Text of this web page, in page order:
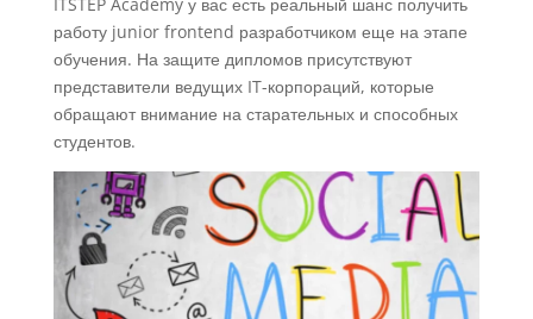
работу junior frontend разработчиком еще на этапе
обучения. На защите дипломов присутствуют
представители ведущих IT-корпораций, которые
обращают внимание на старательных и способных
студентов.